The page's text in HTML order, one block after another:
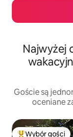
Najwyżej
Goście są
oceniane
Wybór gości